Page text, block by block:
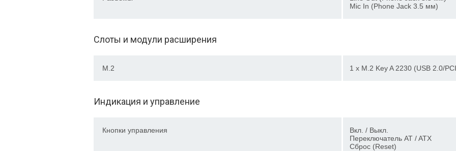
Mic In (Phone Jack 3.5 мм)
Слоты и модули расширения
M.2 1 х M.2 Key A 2230 (USB 2.0/
Индикация и управление
Кнопки управления
Вкл. / Выкл.
Переключатель AT / ATX
Сброс (Reset)